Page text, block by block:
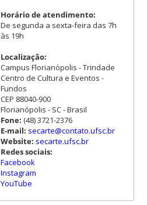
Horário de atendimento:
De segunda a sexta-feira das 7h
às 19h
Localização:
Campus Florianópolis - Trindade
Centro de Cultura e Eventos -
Fundos
CEP 88040-900
Florianópolis - SC - Brasil
Fone: (48) 3721-2376
E-mail: secarte@contato.ufsc.br
Website: secarte.ufsc.br
Redes sociais:
Facebook
Instagram
YouTube